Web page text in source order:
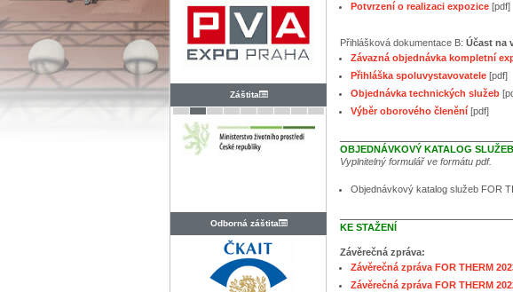
Záštita
Odborná záštita
Potvrzení o realizaci expozice [pdf]
Přihlášková dokumentace B: Účast na
Závazná objednávka kompletní
Přihláška spoluvystavovatele [pdf]
Objednávka technických služeb
Výběr oborového členění [pdf]
OBJEDNÁVKOVÝ KATALOG
Vyplnitelný formulář ve formátu pdf.
Objednávkový katalog služeb FOR
KE STAŽENÍ
Závěrečná zpráva:
Závěrečná zpráva FOR THERM
Závěrečná zpráva FOR THERM